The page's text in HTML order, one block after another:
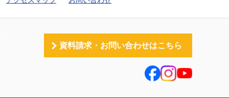
資料請求・お問い合わせはこちら